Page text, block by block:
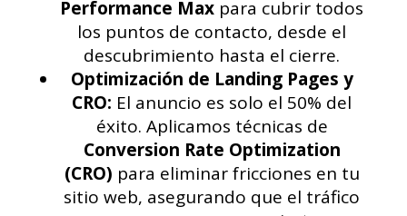
Performance Max para cubrir todos
los puntos de contacto, desde el
descubrimiento hasta el cierre.
Optimización de Landing Pages y
CRO: El anuncio es solo el 50% del
éxito. Aplicamos técnicas de
Conversion Rate Optimization
(CRO) para eliminar fricciones en tu
sitio web, asegurando que el tráfico